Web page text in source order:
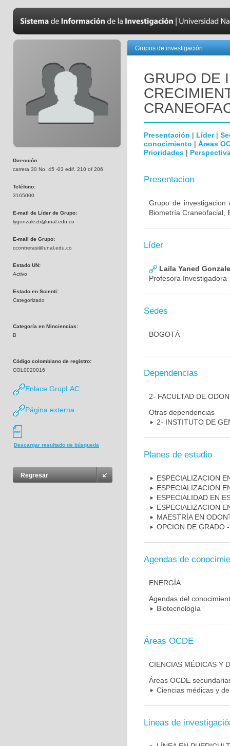
Dirección:
carrera 30 No. 45 -03 edif. 210 of 206
Teléfono:
3165000
E-mail de Líder de Grupo:
lygonzalezb@unal.edu.co
E-mail de Grupo:
ccontrerasi@unal.edu.co
Estado UN:
Activo
Estado en Scienti:
Categorizado
Categoría en Minciencias:
B
Código colombiano de registro:
COL0020016
Enlace GrupLAC
Página externa
Descargar resultado de búsqueda
Regresar
Grupos de investigación
GRUPO DE
Presentación | Líder|
conocimiento | Áreas
Prioridades |
Presentacion
Grupo de investigacion
Biometría Craneofacial,
Líder
Laila Yaned
Profesora Investigadora
Sedes
BOGOTÁ
Dependencias
2- FACULTAD DE
Otras dependencias
2- INSTITUTO DE
Planes de estudio
ESPECIALIZACION
ESPECIALIZACION
ESPECIALIDAD EN
ESPECIALIZACION
MAESTRÍA EN
OPCION DE GRADO
Agendas de
ENERGÍA
Agendas del
Biotecnología
Áreas OCDE
CIENCIAS MÉDICAS Y
Áreas OCDE
Ciencias médicas y
Lineas de